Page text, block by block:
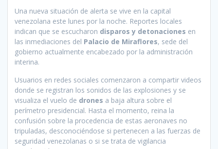
Una nueva situación de alerta se vive en la capital
venezolana este lunes por la noche. Reportes locales
indican que se escucharon disparos y detonaciones en
las inmediaciones del Palacio de Miraflores, sede del
gobierno actualmente encabezado por la administración
interina.
Usuarios en redes sociales comenzaron a compartir videos
donde se registran los sonidos de las explosiones y se
visualiza el vuelo de drones a baja altura sobre el
perímetro presidencial. Hasta el momento, reina la
confusión sobre la procedencia de estas aeronaves no
tripuladas, desconociéndose si pertenecen a las fuerzas de
seguridad venezolanas o si se trata de vigilancia